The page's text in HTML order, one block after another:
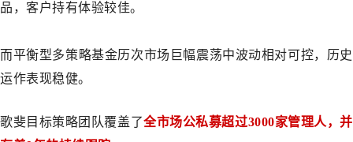
品，客户持有体验较佳。
而平衡型多策略基金历次市场巨幅震荡中波动相对可控，历史
运作表现稳健。
歌斐目标策略团队覆盖了全市场公私募超过3000家管理人，并